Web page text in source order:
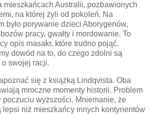
mieszkańcach Australii, pozbawionych
na której żyli od pokoleń. Na
było porywanie dzieci Aborygenów,
pracy, gwałty i mordowanie. To
opis masakr, które trudno pojąć.
dowód na to, do czego zdolni są
o swojej racji.
się z książką Lindqvista. Oba
mroczne momenty historii. Problem
wyższości. Mniemanie, że
lepsi niż mieszkańcy innych kontynentów